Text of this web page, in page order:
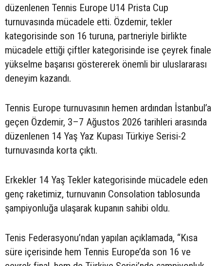
düzenlenen Tennis Europe U14 Prista Cup
turnuvasında mücadele etti. Özdemir, tekler
kategorisinde son 16 turuna, partneriyle birlikte
mücadele ettiği çiftler kategorisinde ise çeyrek finale
yükselme başarısı göstererek önemli bir uluslararası
deneyim kazandı.
Tennis Europe turnuvasının hemen ardından İstanbul’a
geçen Özdemir, 3–7 Ağustos 2026 tarihleri arasında
düzenlenen 14 Yaş Yaz Kupası Türkiye Serisi-2
turnuvasında korta çıktı.
Erkekler 14 Yaş Tekler kategorisinde mücadele eden
genç raketimiz, turnuvanın Consolation tablosunda
şampiyonluğa ulaşarak kupanın sahibi oldu.
Tenis Federasyonu’ndan yapılan açıklamada, “Kısa
süre içerisinde hem Tennis Europe’da son 16 ve